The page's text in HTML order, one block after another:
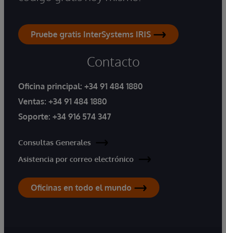
Pruebe gratis InterSystems IRIS
Contacto
Oficina principal: +34 91 484 1880
Ventas: +34 91 484 1880
Soporte: +34 916 574 347
Consultas Generales
Asistencia por correo electrónico
Oficinas en todo el mundo